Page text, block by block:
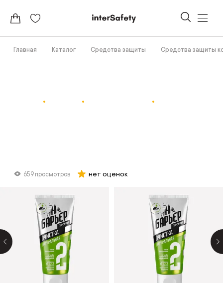
Главная Каталог Средства защиты Средства защиты
659 просмотров нет оценок